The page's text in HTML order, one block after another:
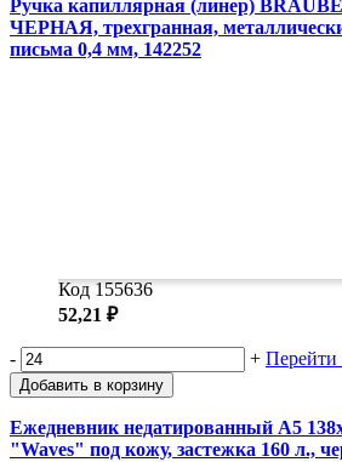
Ручка капиллярная (линер)
ЧЕРНАЯ, трехгранная,
письма 0,4 мм, 142252
Код 155636
52,21 ₽
- + Перейти
Добавить в корзину
Ежедневник недатированный А5
"Waves" под кожу, застежка 160 л.,